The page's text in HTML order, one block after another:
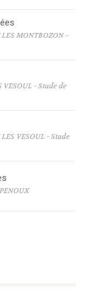
MONTBOZON -
VESOUL - Stade de
VESOUL - Stade